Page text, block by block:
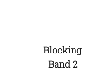
Blocking
Band 2